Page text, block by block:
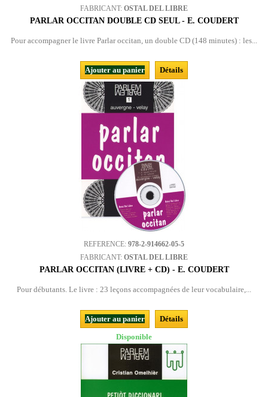
FABRICANT: OSTAL DEL LIBRE
PARLAR OCCITAN DOUBLE CD SEUL - E. COUDERT
Pour accompagner le livre Parlar occitan, un double CD (148 minutes) : les...
Ajouter au panier Détails
REFERENCE: 978-2-914662-05-5
FABRICANT: OSTAL DEL LIBRE
PARLAR OCCITAN (LIVRE + CD) - E. COUDERT
Pour débutants. Le livre : 23 leçons accompagnées de leur vocabulaire,...
Ajouter au panier
Détails
Disponible